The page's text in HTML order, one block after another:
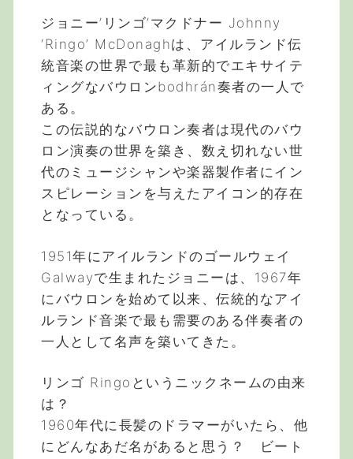
ジョニー’リンゴ’マクドナー Johnny
‘Ringo’ McDonaghは、アイルランド伝
統音楽の世界で最も革新的でエキサイテ
ィングなバウロンbodhrán奏者の一人で
ある。
この伝説的なバウロン奏者は現代のバウ
ロン演奏の世界を築き、数え切れない世
代のミュージシャンや楽器製作者にイン
スピレーションを与えたアイコン的存在
となっている。
1951年にアイルランドのゴールウェイ
Galwayで生まれたジョニーは、1967年
にバウロンを始めて以来、伝統的なアイ
ルランド音楽で最も需要のある伴奏者の
一人として名声を築いてきた。
リンゴ Ringoというニックネームの由来
は？
1960年代に長髪のドラマーがいたら、他
にどんなあだ名があると思う？ ビート